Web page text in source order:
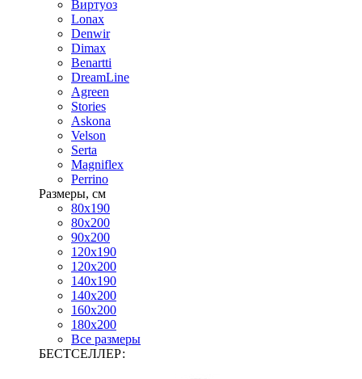
Виртуоз
Lonax
Denwir
Dimax
Benartti
DreamLine
Agreen
Stories
Askona
Velson
Serta
Magniflex
Perrino
Размеры, см
80х190
80х200
90х200
120х190
120х200
140х190
140х200
160х200
180х200
Все размеры
БЕСТСЕЛЛЕР: